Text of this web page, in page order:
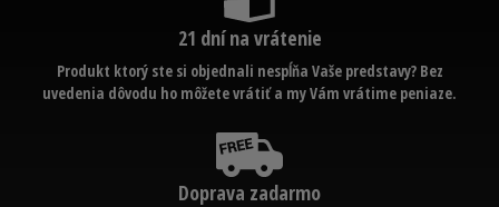
21 dní na vrátenie
Produkt ktorý ste si objednali nespĺňa Vaše predstavy? Bez
uvedenia dôvodu ho môžete vrátiť a my Vám vrátime peniaze.
Doprava zadarmo